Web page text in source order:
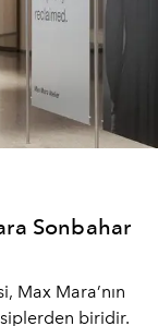
Sonbahar
Max Mara’nın
biridir.